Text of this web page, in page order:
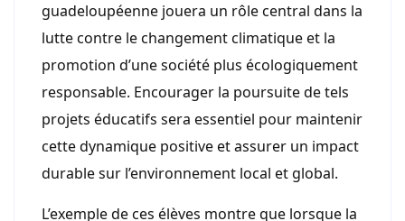
guadeloupéenne jouera un rôle central dans la
lutte contre le changement climatique et la
promotion d’une société plus écologiquement
responsable. Encourager la poursuite de tels
projets éducatifs sera essentiel pour maintenir
cette dynamique positive et assurer un impact
durable sur l’environnement local et global.
L’exemple de ces élèves montre que lorsque la